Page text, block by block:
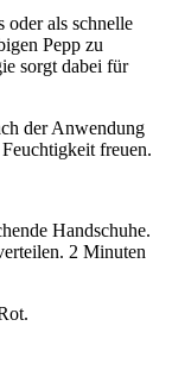
oder als schnelle
Pepp zu
sorgt dabei für
der Anwendung
freuen.
Handschuhe.
2 Minuten